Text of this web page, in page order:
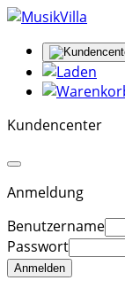
Kundencenter
Anmeldung
Benutzername
Passwort
Anmelden